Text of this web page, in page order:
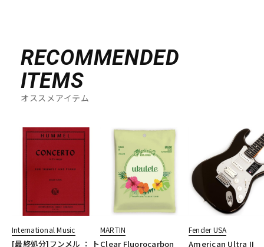
RECOMMENDED
ITEMS
オススメアイテム
International Music
[最終処分]フンメル ： ト
MARTIN
Clear Fluorocarbon
Fender USA
American Ultra II